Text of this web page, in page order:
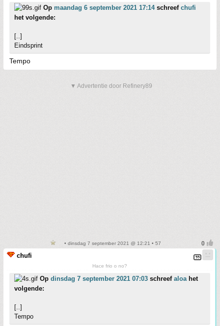
Op maandag 6 september 2021 17:14schreef chufi
het volgende:
[..]
Eindsprint
Tempo
▼ Advertentie door Refinery89
• dinsdag 7 september 2021 @ 12:21 • 57
chufi
Hace frio o no?
Op dinsdag 7 september 2021 07:03 schreef aloahet
volgende:
[..]
Tempo